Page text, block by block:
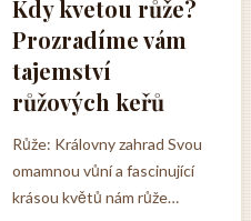
Kdy kvetou růže?
Prozradíme vám
tajemství
růžových keřů
Růže: Královny zahrad Svou
omamnou vůní a fascinující
krásou květů nám růže